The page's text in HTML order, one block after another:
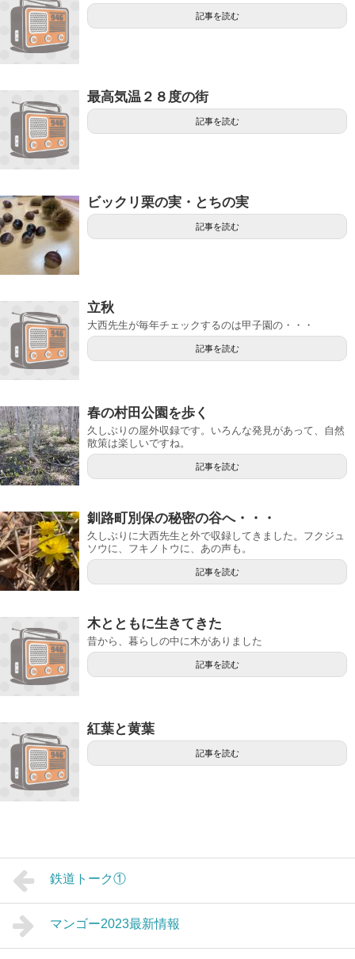
記事を読む
最高気温２８度の街
記事を読む
ビックリ栗の実・とちの実
記事を読む
立秋
大西先生が毎年チェックするのは甲子園の・・・
記事を読む
春の村田公園を歩く
久しぶりの屋外収録です。いろんな発見があって、自然
散策は楽しいですね。
記事を読む
釧路町別保の秘密の谷へ・・・
久しぶりに大西先生と外で収録してきました。フクジュ
ソウに、フキノトウに、あの声も。
記事を読む
木とともに生きてきた
昔から、暮らしの中に木がありました
記事を読む
紅葉と黄葉
記事を読む
鉄道トーク①
マンゴー2023最新情報